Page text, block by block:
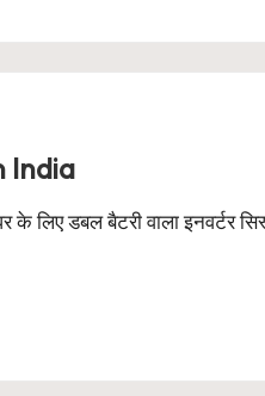
India
डबल बैटरी वाला इनवर्टर